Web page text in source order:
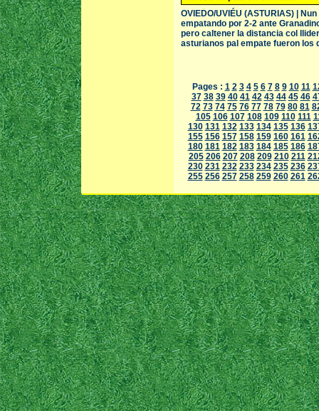
OVIEDO/UVIÉU (ASTURIAS) |
empatando por 2-2 ante
pero caltener la distancia col
asturianos pal empate fueron los
Pages : 1 2 3 4 5 6 7 8 9 10 11
37 38 39 40 41 42 43 44 45 46
72 73 74 75 76 77 78 79 80 81
105 106 107 108 109 110 111
130 131 132 133 134 135 136
155 156 157 158 159 160 161
180 181 182 183 184 185 186
205 206 207 208 209 210 211
230 231 232 233 234 235 236
255 256 257 258 259 260 261